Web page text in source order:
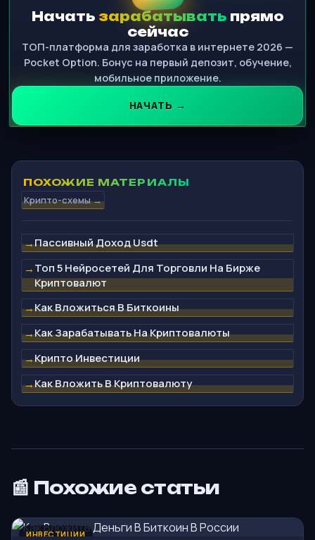
Начать зарабатывать прямо
сейчас
ТОП-платформа для заработка в интернете 2026 —
Pocket Option. Бонус на первый депозит, обучение,
мобильное приложение.
НАЧАТЬ →
ПОХОЖИЕ МАТЕРИАЛЫ
Крипто-схемы →
→Пассивный Доход Usdt
→Топ 5 Нейросетей Для Торговли На Бирже
Криптовалют
→Как Вложиться В Биткоины
→Как Зарабатывать На Криптовалюты
→Крипто Инвестиции
→Как Вложить В Криптовалюту
📰 Похожие статьи
ИНВЕСТИЦИИ